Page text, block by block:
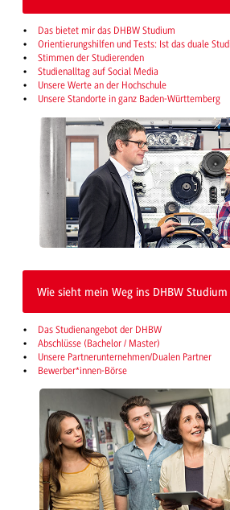
Das bietet mir das DHBW Studium
Orientierungshilfen und Tests: Ist das duale
Stimmen der Studierenden
Studienalltag auf Social Media
Unsere Werte an der Hochschule
Unsere Standorte in ganz Baden-Württemberg
Wie sieht mein Weg ins DHBW Studium
Das Studienangebot der DHBW
Abschlüsse (Bachelor / Master)
Unsere Partnerunternehmen/Dualen Partner
Bewerber*innen-Börse